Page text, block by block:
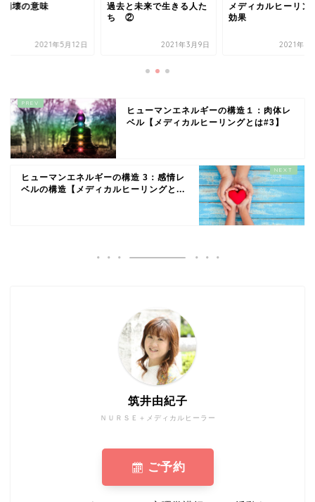
崩壊の意味
2021年5月12日
過去と未来で生きる人た
ち ②
2021年3月9日
メディカルヒーリン
効果
2021年7
ヒューマンエネルギーの構造１：肉体レ
ベル【メディカルヒーリングとは#3】
ヒューマンエネルギーの構造 3：感情レ
ベルの構造【メディカルヒーリングと...
ＮＵＲＳＥ＋メディカルヒーラー
筑井由紀子
ご予約